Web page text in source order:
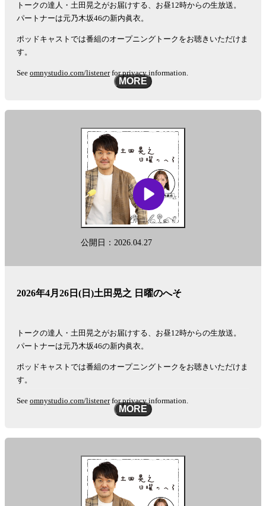
トークの達人・土田晃之がお届けする、お昼12時からの生放送。
パートナーは元乃木坂46の新内眞衣。
ポッドキャストでは番組のオープニングトークをお聴きいただけま
す。
See omnystudio.com/listenerfor privacy information.
MORE
公開日：2026.04.27
2026年4月26日(日)土田晃之 日曜のへそ
トークの達人・土田晃之がお届けする、お昼12時からの生放送。
パートナーは元乃木坂46の新内眞衣。
ポッドキャストでは番組のオープニングトークをお聴きいただけま
す。
See omnystudio.com/listenerfor privacy information.
MORE